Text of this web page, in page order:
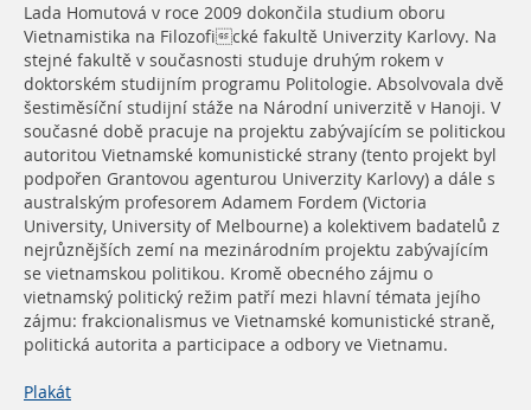
Lada Homutová v roce 2009 dokončila studium oboru
Vietnamistika na Filozofické fakultě Univerzity Karlovy. Na
stejné fakultě v současnosti studuje druhým rokem v
doktorském studijním programu Politologie. Absolvovala dvě
šestiměsíční studijní stáže na Národní univerzitě v Hanoji. V
současné době pracuje na projektu zabývajícím se politickou
autoritou Vietnamské komunistické strany (tento projekt byl
podpořen Grantovou agenturou Univerzity Karlovy) a dále s
australským profesorem Adamem Fordem (Victoria
University, University of Melbourne) a kolektivem badatelů z
nejrůznějších zemí na mezinárodním projektu zabývajícím
se vietnamskou politikou. Kromě obecného zájmu o
vietnamský politický režim patří mezi hlavní témata jejího
zájmu: frakcionalismus ve Vietnamské komunistické straně,
politická autorita a participace a odbory ve Vietnamu.
Plakát